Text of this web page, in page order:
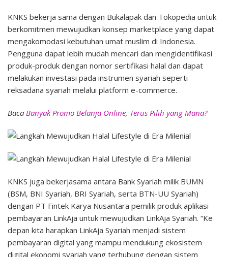
KNKS bekerja sama dengan Bukalapak dan Tokopedia untuk
berkomitmen mewujudkan konsep marketplace yang dapat
mengakomodasi kebutuhan umat muslim di Indonesia.
Pengguna dapat lebih mudah mencari dan mengidentifikasi
produk-produk dengan nomor sertifikasi halal dan dapat
melakukan investasi pada instrumen syariah seperti
reksadana syariah melalui platform e-commerce.
Baca Banyak Promo Belanja Online, Terus Pilih yang Mana?
KNKS juga bekerjasama antara Bank Syariah milik BUMN
(BSM, BNI Syariah, BRI Syariah, serta BTN-UU Syariah)
dengan PT Fintek Karya Nusantara pemilik produk aplikasi
pembayaran LinkAja untuk mewujudkan LinkAja Syariah. “Ke
depan kita harapkan LinkAja Syariah menjadi sistem
pembayaran digital yang mampu mendukung ekosistem
digital ekonomi syariah yang terhubung dengan sistem